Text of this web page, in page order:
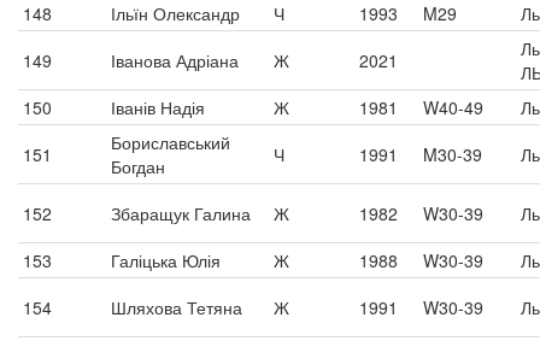
148
Ільїн Олександр Ч 1993 M29
149
Іванова Адріана Ж 2021
150
Іванів Надія Ж 1981 W40-49
151
Бориславський
Богдан
Ч 1991 M30-39
152 Збаращук Галина Ж 1982 W30-39
153
Галіцька Юлія Ж 1988 W30-39
154
Шляхова Тетяна Ж 1991 W30-39